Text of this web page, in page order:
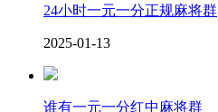
24小时一元一分正规麻将群
2025-01-13
谁有一元一分红中麻将群